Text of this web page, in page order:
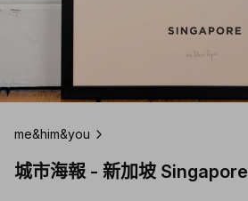
me&him&you
城市海報 - 新加坡 Singapore